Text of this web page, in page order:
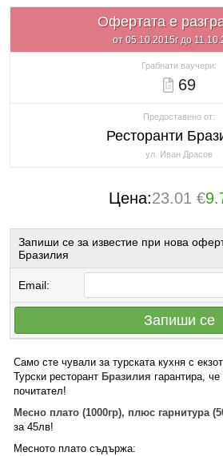
Офертата е
от 05.10.2015г до
Грабнати ваучери:
69
Предоставено от:
Ресторанти
ул. Иван Драсов
Цена:23.01 €
Запиши се за известие при нова
Бразилия
Email:
Запиши се
Само сте чували за турската кухня с
Турски ресторант Бразилия гарантира,
почитател!
Месно плато (1000гр), плюс гарнитура
за 45лв!
Месното плато съдържа: